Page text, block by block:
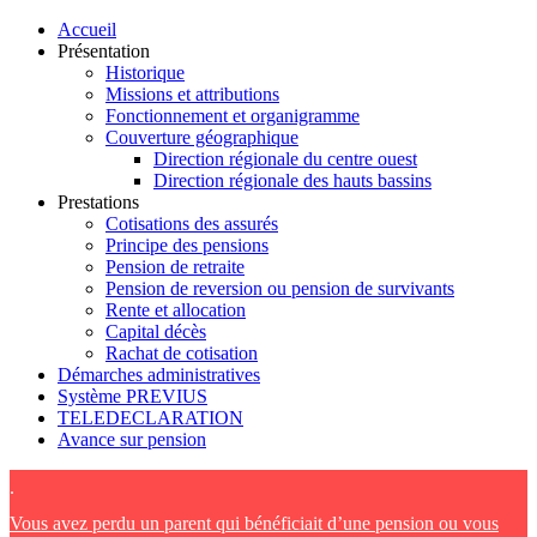
Accueil
Présentation
Historique
Missions et attributions
Fonctionnement et organigramme
Couverture géographique
Direction régionale du centre ouest
Direction régionale des hauts bassins
Prestations
Cotisations des assurés
Principe des pensions
Pension de retraite
Pension de reversion ou pension de survivants
Rente et allocation
Capital décès
Rachat de cotisation
Démarches administratives
Système PREVIUS
TELEDECLARATION
Avance sur pension
.
Vous avez perdu un parent qui bénéficiait d’une pension ou vous